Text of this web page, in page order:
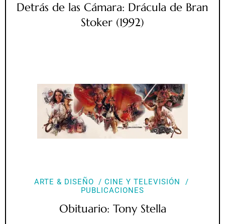
Detrás de las Cámara: Drácula de Bran
Stoker (1992)
ARTE & DISEÑO
CINE Y TELEVISIÓN
PUBLICACIONES
Obituario: Tony Stella